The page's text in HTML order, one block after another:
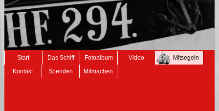
Navigation
überspringen
Start Das Schiff Fotoalbum Video
Mitsegeln
Kontakt
Spenden Mitmachen